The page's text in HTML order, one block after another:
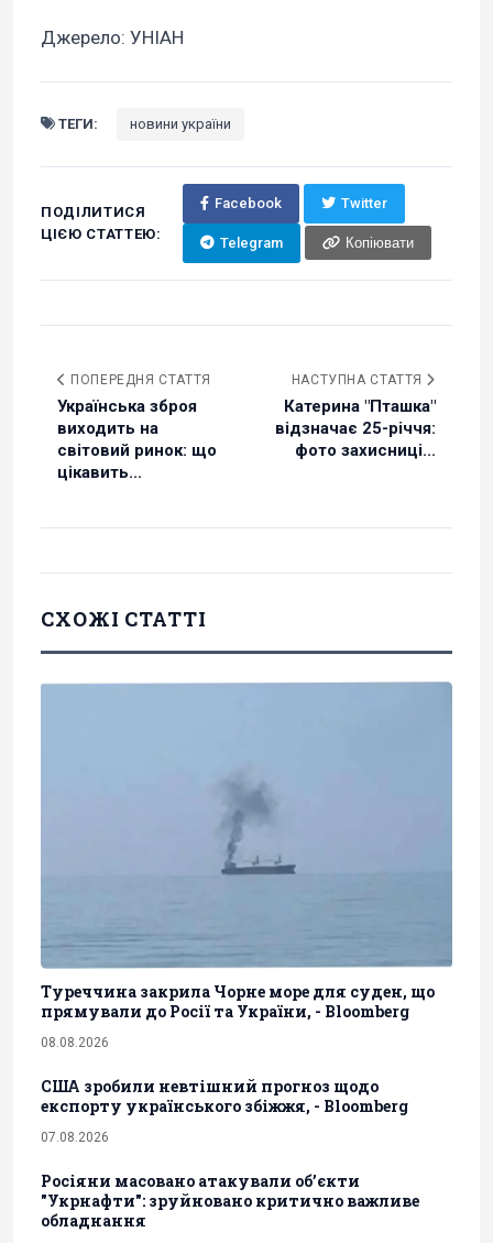
Джерело: УНІАН
ТЕГИ: новини україни
ПОДІЛИТИСЯ
ЦІЄЮ СТАТТЕЮ:
Facebook Twitter
Telegram Копіювати
ПОПЕРЕДНЯ СТАТТЯ
Українська зброя
виходить на
світовий ринок: що
цікавить...
НАСТУПНА СТАТТЯ
Катерина "Пташка"
відзначає 25-річчя:
фото захисниці...
СХОЖІ СТАТТІ
Туреччина закрила Чорне море для суден, що
прямували до Росії та України, - Bloomberg
08.08.2026
США зробили невтішний прогноз щодо
експорту українського збіжжя, - Bloomberg
07.08.2026
Росіяни масовано атакували обʼєкти
"Укрнафти": зруйновано критично важливе
обладнання